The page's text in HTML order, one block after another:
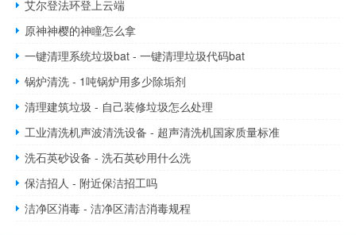
艾尔登法环登上云端
原神神樱的神瞳怎么拿
一键清理系统垃圾bat - 一键清理垃圾代码bat
锅炉清洗 - 1吨锅炉用多少除垢剂
清理建筑垃圾 - 自己装修垃圾怎么处理
工业清洗机声波清洗设备 - 超声清洗机国家质量标准
洗石英砂设备 - 洗石英砂用什么洗
保洁招人 - 附近保洁招工吗
洁净区消毒 - 洁净区清洁消毒规程